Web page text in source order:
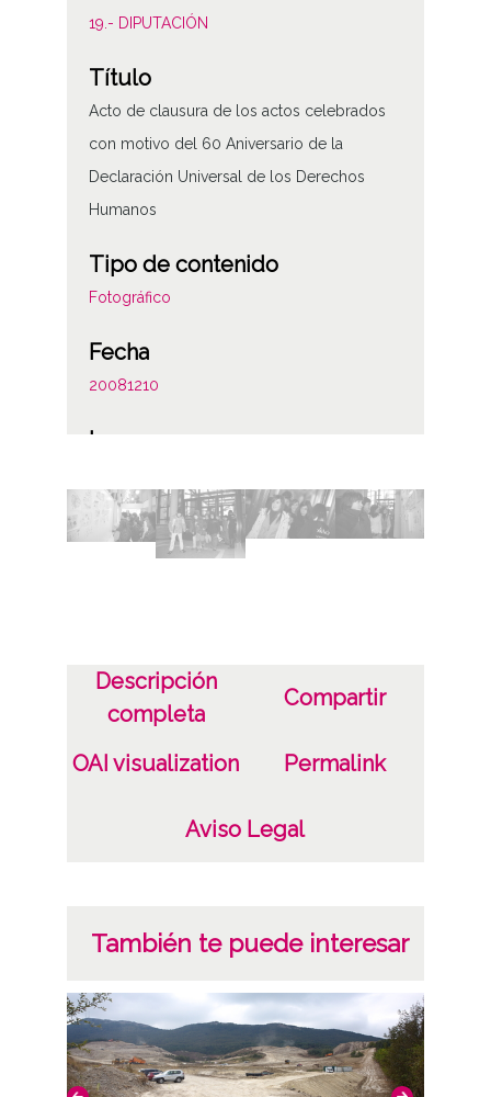
19.- DIPUTACIÓN
Título
Acto de clausura de los actos celebrados
con motivo del 60 Aniversario de la
Declaración Universal de los Derechos
Humanos
Tipo de contenido
Fotográfico
Fecha
20081210
Lugar
Licencia de las imágenes
CC BY-NC-SA 4.0
Descripción
completa
Compartir
OAI visualization Permalink
Aviso Legal
También te puede interesar